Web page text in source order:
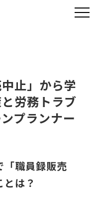
止」から学
労務トラブ
プランナー
「職員録販売
は？